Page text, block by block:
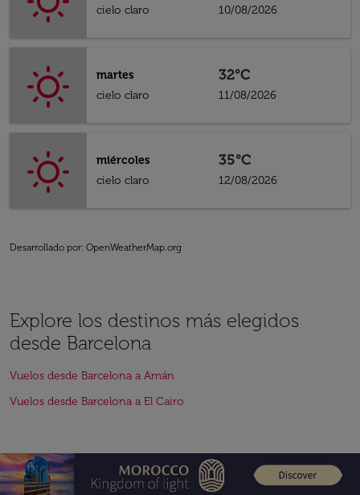
cielo claro
10/08/2026
martes
cielo claro
32°C
11/08/2026
miércoles
cielo claro
35°C
12/08/2026
Desarrollado por: OpenWeatherMap.org
Explore los destinos más elegidos
desde Barcelona
Vuelos desde Barcelona a Amán
Vuelos desde Barcelona a El Cairo